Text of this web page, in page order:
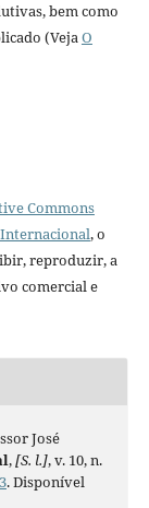
bem como
(VejaO
Commons
, o
reproduzir, a
comercial e
José
,[S. l.], v. 10, n.
. Disponível